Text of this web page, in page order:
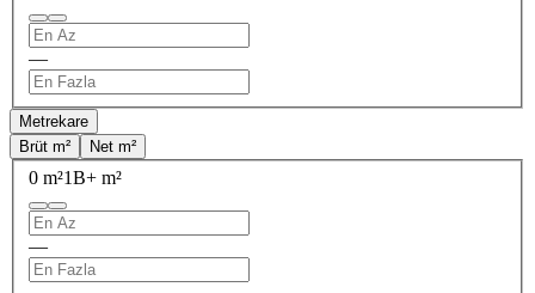
—
Metrekare
Brüt m²
Net m²
0 m²1B+ m²
—